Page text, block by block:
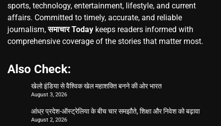
sports, technology, entertainment, lifestyle, and current
affairs. Committed to timely, accurate, and reliable
journalism,समाचार Today keeps readers informed with
comprehensive coverage of the stories that matter most.
Also Check:
खेलो इंडिया से वैश्विक खेल महाशक्ति बनने की ओर भारत
August 3, 2026
आंध्र प्रदेश-ऑस्ट्रेलिया के बीच चार समझौते, शिक्षा और निवेश को बढ़ावा
August 2, 2026